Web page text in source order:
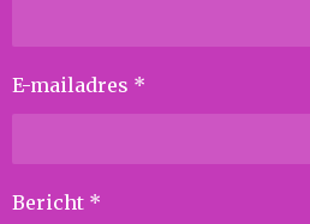
E-mailadres *
Bericht *